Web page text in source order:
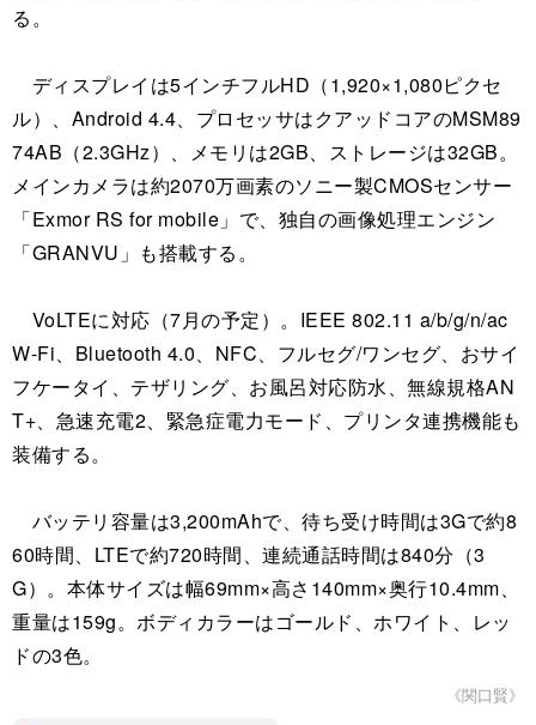
る。
ディスプレイは5インチフルHD（1,920×1,080ピクセ
ル）、Android 4.4、プロセッサはクアッドコアのMSM89
74AB（2.3GHz）、メモリは2GB、ストレージは32GB。
メインカメラは約2070万画素のソニー製CMOSセンサー
「Exmor RS for mobile」で、独自の画像処理エンジン
「GRANVU」も搭載する。
VoLTEに対応（7月の予定）。IEEE 802.11 a/b/g/n/ac
W-Fi、Bluetooth 4.0、NFC、フルセグ/ワンセグ、おサイ
フケータイ、テザリング、お風呂対応防水、無線規格AN
T+、急速充電2、緊急症電力モード、プリンタ連携機能も
装備する。
バッテリ容量は3,200mAhで、待ち受け時間は3Gで約8
60時間、LTEで約720時間、連続通話時間は840分（3
G）。本体サイズは幅69mm×高さ140mm×奥行10.4mm、
重量は159g。ボディカラーはゴールド、ホワイト、レッ
ドの3色。
《関口賢》